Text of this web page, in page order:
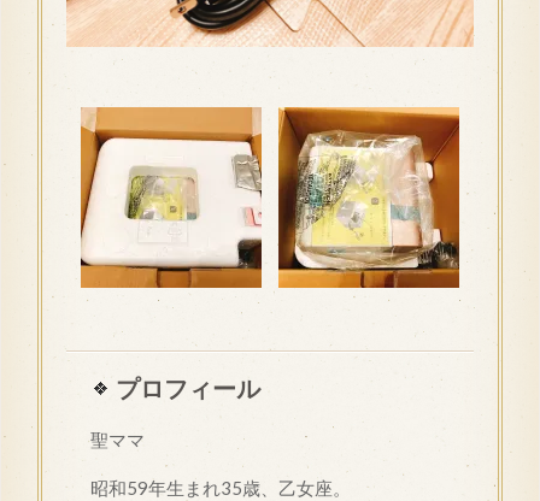
プロフィール
聖ママ
昭和59年生まれ35歳、乙女座。